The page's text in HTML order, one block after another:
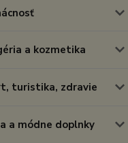
a kozmetika
turistika, zdravie
a módne doplnky